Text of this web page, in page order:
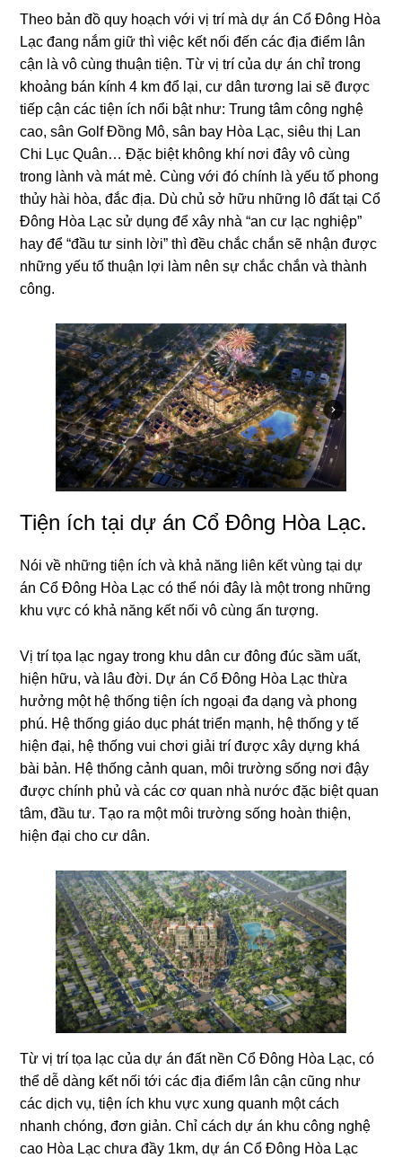
Theo bản đồ quy hoạch với vị trí mà dự án Cổ Đông Hòa
Lạc đang nắm giữ thì việc kết nối đến các địa điểm lân
cận là vô cùng thuận tiện. Từ vị trí của dự án chỉ trong
khoảng bán kính 4 km đổ lại, cư dân tương lai sẽ được
tiếp cận các tiện ích nổi bật như: Trung tâm công nghệ
cao, sân Golf Đồng Mô, sân bay Hòa Lạc, siêu thị Lan
Chi Lục Quân… Đặc biệt không khí nơi đây vô cùng
trong lành và mát mẻ. Cùng với đó chính là yếu tố phong
thủy hài hòa, đắc địa. Dù chủ sở hữu những lô đất tại Cổ
Đông Hòa Lạc sử dụng để xây nhà “an cư lạc nghiệp”
hay để “đầu tư sinh lời” thì đều chắc chắn sẽ nhận được
những yếu tố thuận lợi làm nên sự chắc chắn và thành
công.
Tiện ích tại dự án Cổ Đông Hòa Lạc.
Nói về những tiện ích và khả năng liên kết vùng tại dự
án Cổ Đông Hòa Lạc có thể nói đây là một trong những
khu vực có khả năng kết nối vô cùng ấn tượng.
Vị trí tọa lạc ngay trong khu dân cư đông đúc sầm uất,
hiện hữu, và lâu đời. Dự án Cổ Đông Hòa Lạc thừa
hưởng một hệ thống tiện ích ngoại đa dạng và phong
phú. Hệ thống giáo dục phát triển mạnh, hệ thống y tế
hiện đại, hệ thống vui chơi giải trí được xây dựng khá
bài bản. Hệ thống cảnh quan, môi trường sống nơi đậy
được chính phủ và các cơ quan nhà nước đặc biệt quan
tâm, đầu tư. Tạo ra một môi trường sống hoàn thiện,
hiện đại cho cư dân.
Từ vị trí tọa lạc của dự án đất nền Cổ Đông Hòa Lạc, có
thể dễ dàng kết nối tới các địa điểm lân cận cũng như
các dịch vụ, tiện ích khu vực xung quanh một cách
nhanh chóng, đơn giản. Chỉ cách dự án khu công nghệ
cao Hòa Lạc chưa đầy 1km, dự án Cổ Đông Hòa Lạc